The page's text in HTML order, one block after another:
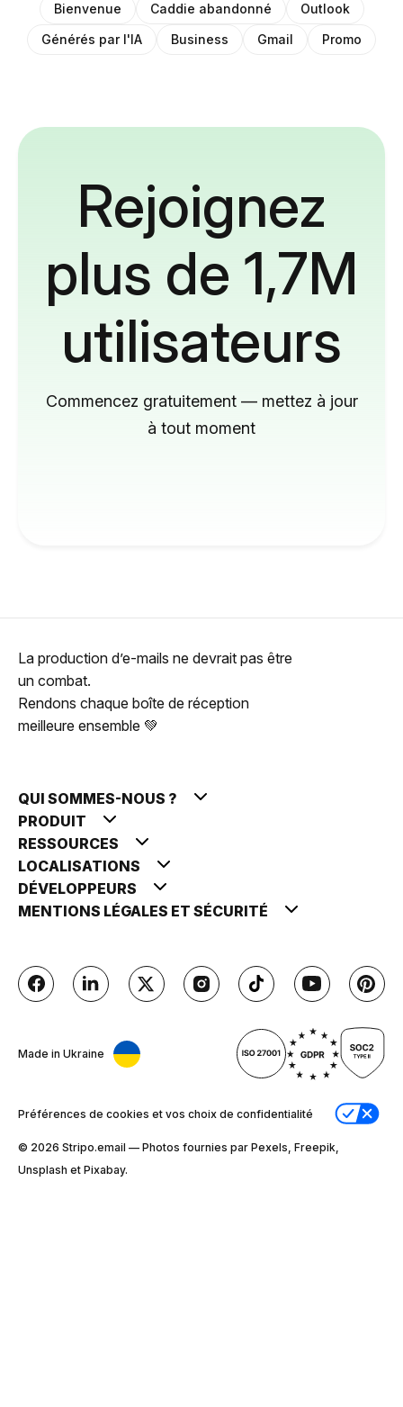
Bienvenue
Caddie abandonné
Outlook
Générés par l'IA
Business Gmail Promo
Rejoignez
plus de 1,7M
utilisateurs
Commencez gratuitement — mettez à jour
à tout moment
La production d’e-mails ne devrait pas être
un combat.
Rendons chaque boîte de réception
meilleure ensemble 💚
QUI SOMMES-NOUS ?
PRODUIT
RESSOURCES
LOCALISATIONS
DÉVELOPPEURS
MENTIONS LÉGALES ET SÉCURITÉ
Made in Ukraine
Préférences de cookies et vos choix de confidentialité
© 2026 Stripо.email — Photos fournies par Pexels, Freepik,
Unsplash et Pixabay.